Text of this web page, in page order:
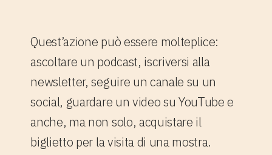
Quest’azione può essere molteplice:
ascoltare un podcast, iscriversi alla
newsletter, seguire un canale su un
social, guardare un video su YouTube e
anche, ma non solo, acquistare il
biglietto per la visita di una mostra.